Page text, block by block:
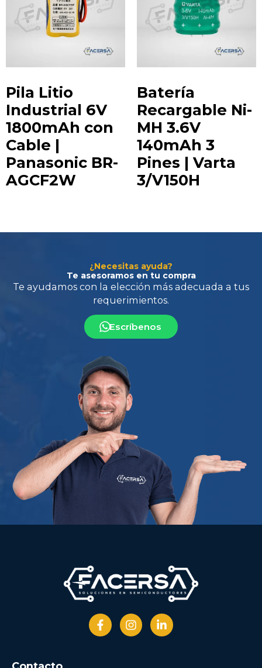
Pila Litio
Industrial 6V
1800mAh con
Cable |
Panasonic BR-
AGCF2W
Batería
Recargable Ni-
MH 3.6V
140mAh 3
Pines | Varta
3/V150H
¿Necesitas ayuda?
Te asesoramos en tu compra
Te ayudamos con la elección más adecuadaa tus
Escríbenos